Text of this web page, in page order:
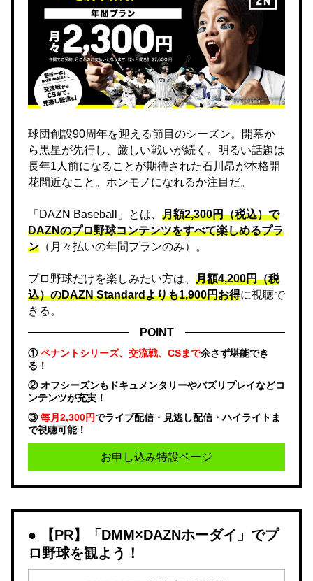
球団創設90周年を迎える節目のシーズン。開幕か
ら黒星が先行し、厳しい戦いが続く。明るい話題は
長年1人前になることが期待された石川昂が本格開
花間近なこと。ホンモノになれるか注目だ。
「DAZN Baseball」とは、 月額2,300円（税込）で
DAZNのプロ野球コンテンツをすべて楽しめるプラ
ン （月々払いの年間プランのみ）。
プロ野球だけを楽しみたい方は、 月額4,200円（税
込）のDAZN Standard​よりも1,900円お得に視聴で
きる。
POINT
①ペナントシリーズ、交流戦、CSまで余さず堪能でき
る！
② オフシーズンもドキュメンタリーやバズリプレイなどコ
ンテンツが充実！
③毎月2,300円でライブ配信・見逃し配信・ハイライトま
で視聴可能！
お申し込み特設ページ
【PR】「DMM×DAZNホーダイ」でプ
ロ野球を観よう！